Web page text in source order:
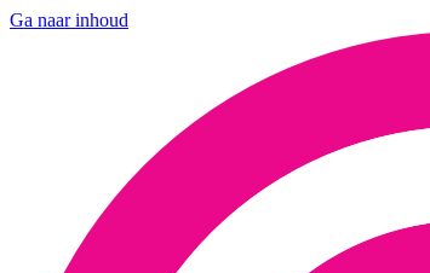
Ga naar inhoud